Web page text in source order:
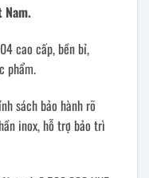
Nam.
cao cấp, bền bỉ,
phẩm.
sách bảo hành rõ
inox, hỗ trợ bảo trì